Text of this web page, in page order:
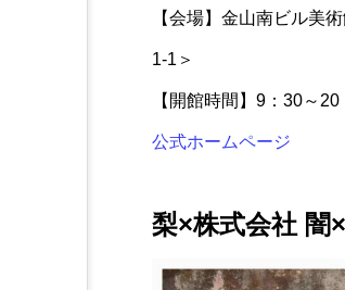
【会場】金山南ビル美
1-1＞
【開館時間】9：30～
公式ホームページ
梨×株式会社 闇